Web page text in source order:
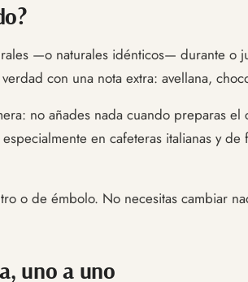
—o naturales idénticos— durante o
con una nota extra: avellana,
no añades nada cuando preparas el
en cafeteras italianas y
o de émbolo. No necesitas cambiar
uno a uno